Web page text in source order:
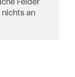
Felder
nichts an